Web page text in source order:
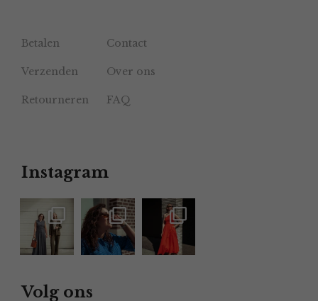
Betalen Contact
Verzenden Over ons
Retourneren FAQ
Instagram
Volg ons